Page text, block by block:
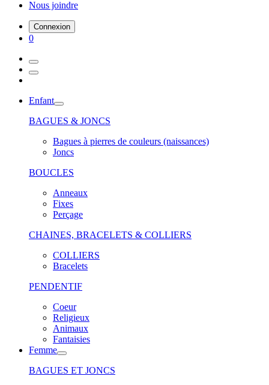
Nous joindre
Connexion
0
Enfant
BAGUES & JONCS
Bagues à pierres de couleurs (naissances)
Joncs
BOUCLES
Anneaux
Fixes
Perçage
CHAINES, BRACELETS & COLLIERS
COLLIERS
Bracelets
PENDENTIF
Coeur
Religieux
Animaux
Fantaisies
Femme
BAGUES ET JONCS